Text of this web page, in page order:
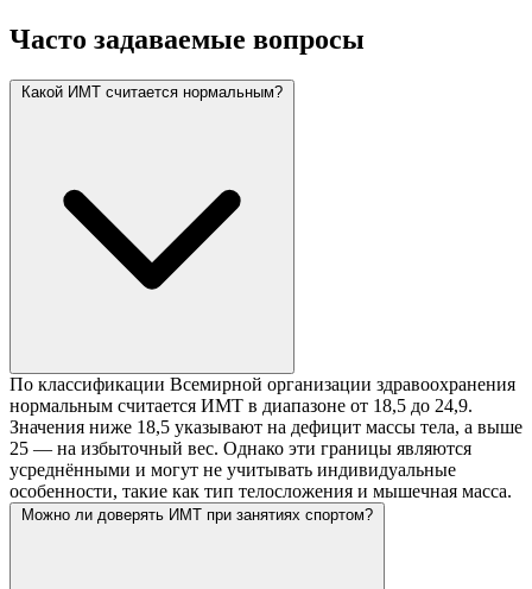
Часто задаваемые вопросы
Какой ИМТ считается нормальным?
По классификации Всемирной организации здравоохранения
нормальным считается ИМТ в диапазоне от 18,5 до 24,9.
Значения ниже 18,5 указывают на дефицит массы тела, а выше
25 — на избыточный вес. Однако эти границы являются
усреднёнными и могут не учитывать индивидуальные
особенности, такие как тип телосложения и мышечная масса.
Можно ли доверять ИМТ при занятиях спортом?